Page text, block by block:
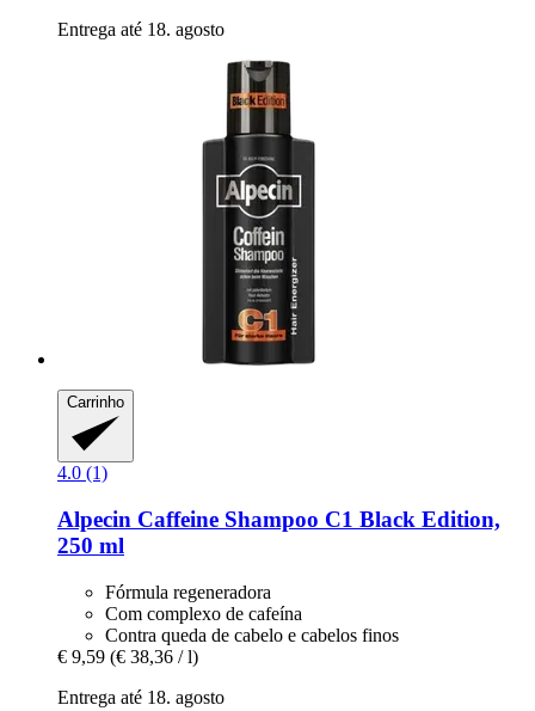
Entrega até 18. agosto
Carrinho
4.0 (1)
Alpecin Caffeine Shampoo C1 Black Edition,
250 ml
Fórmula regeneradora
Com complexo de cafeína
Contra queda de cabelo e cabelos finos
€ 9,59 (€ 38,36 / l)
Entrega até 18. agosto